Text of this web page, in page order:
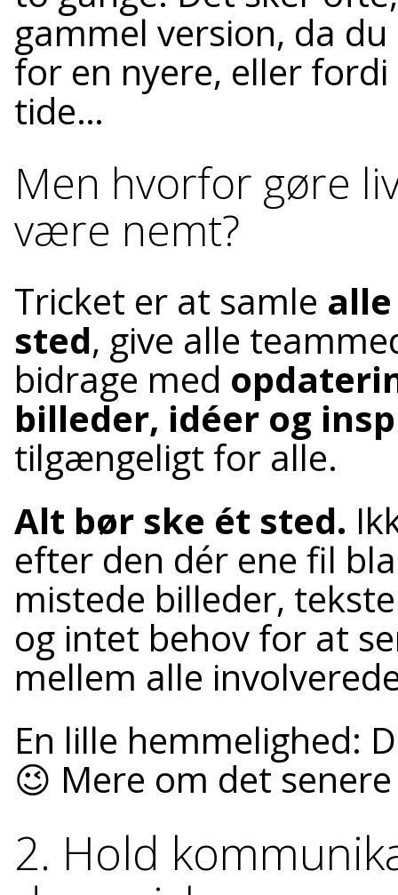
gammel version, da
for en nyere, eller
tide…
Men hvorfor gøre
være nemt?
Tricket er at samle
sted, give alle
bidrage med
billeder, idéer og
tilgængeligt for alle.
Alt bør ske ét sted.
efter den dér ene fil
mistede billeder,
og intet behov for at
mellem alle
En lille hemmelighed:
😉 Mere om det
2. Hold